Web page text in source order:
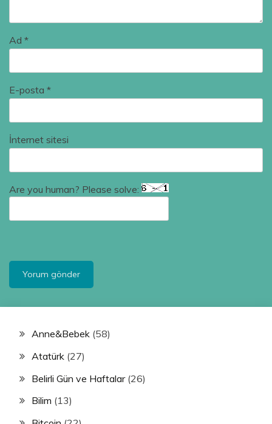
Ad *
E-posta *
İnternet sitesi
Are you human? Please solve:
Anne&Bebek (58)
Atatürk (27)
Belirli Gün ve Haftalar(26)
Bilim (13)